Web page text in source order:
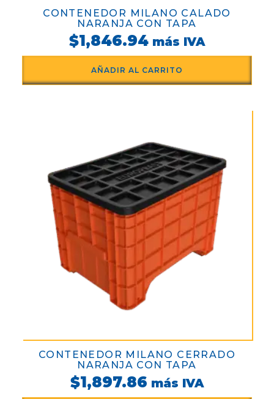
CONTENEDOR MILANO CALADO
NARANJA CON TAPA
$1,846.94 más IVA
AÑADIR AL CARRITO
CONTENEDOR MILANO CERRADO
NARANJA CON TAPA
$1,897.86 más IVA